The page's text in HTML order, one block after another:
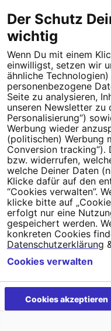
Dein Engagement macht
Millionen Menschen an.
Newsletter bestellen
Campact e.V.
IBAN DE95 2‍5‍1‍2 0‍5‍1‍0
SozialBank
Direkt online spenden
NewsletterHilfe und
FAQKontaktDatenschutz
Der Schutz
wichtig
Wenn Du mit einem
einwilligst, setzen wir
ähnliche
personenbezogene
Seite zu analysieren,
unseren Newsletter zu
Personalisierung“)
Werbung wieder
(politischen) Werbung
Conversion
bzw. widerrufen,
welche Deiner Daten
Klicke dafür auf den
“Cookies verwalten”.
klicke bitte auf
erfolgt nur eine
gespeichert werden.
konkreten Cookies
Datenschutzerklärung
Cookies akzeptieren
Cookies verwalten